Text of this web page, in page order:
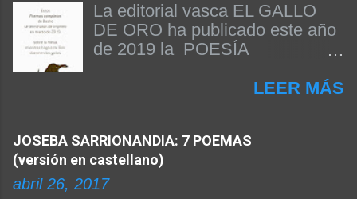
La editorial vasca EL GALLO
DE ORO ha publicado este año
de 2019 la POESÍA
libro. A continuación
reproducimos el prólogo firmado
por el propio Beñat Arginzoniz
LEER MÁS
JOSEBA SARRIONANDIA: 7 POEMAS
(versión en castellano)
abril 26, 2017